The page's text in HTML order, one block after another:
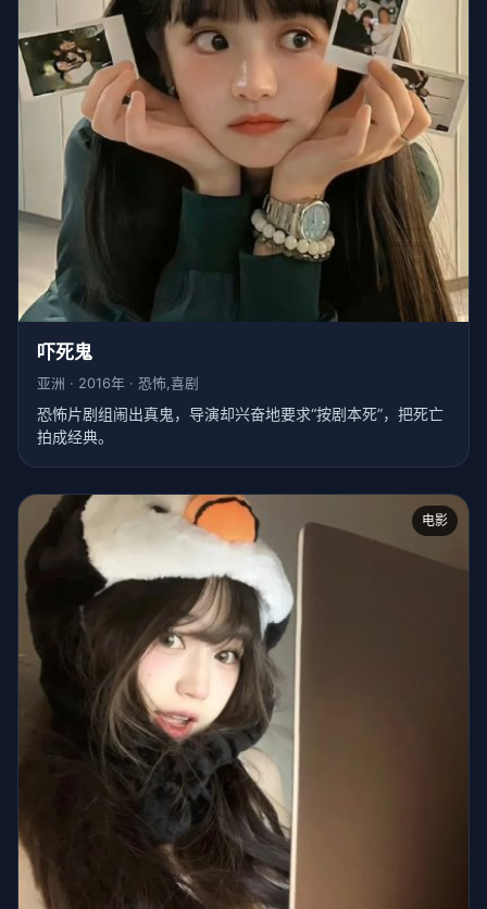
吓死鬼
亚洲 · 2016年 · 恐怖,喜剧
恐怖片剧组闹出真鬼，导演却兴奋地要求“按剧本死”，把死亡
拍成经典。
电影